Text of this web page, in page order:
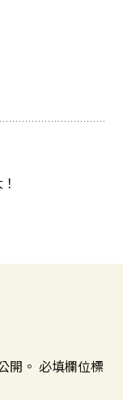
開。 必填欄位標